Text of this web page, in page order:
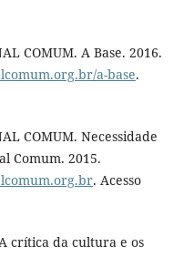
COMUM. A Base. 2016.
a-base.
COMUM. Necessidade
Comum. 2015.
. Acesso
crítica da cultura e os